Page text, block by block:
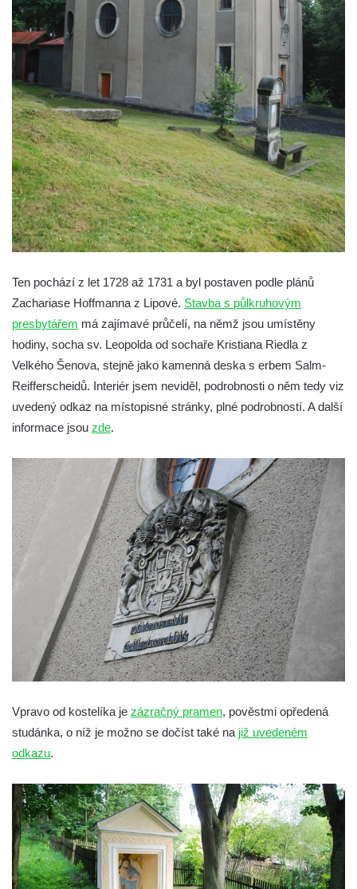
Ten pochází z let 1728 až 1731 a byl postaven podle plánů
Zachariase Hoffmanna z Lipové. Stavba s půlkruhovým
presbytářem má zajímavé průčelí, na němž jsou umístěny
hodiny, socha sv. Leopolda od sochaře Kristiana Riedla z
Velkého Šenova, stejně jako kamenná deska s erbem Salm-
Reifferscheidů. Interiér jsem neviděl, podrobnosti o něm tedy viz
uvedený odkaz na místopisné stránky, plné podrobností. A další
informace jsou zde.
Vpravo od kostelíka je zázračný pramen, pověstmi opředená
studánka, o níž je možno se dočíst také na již uvedeném
odkazu.